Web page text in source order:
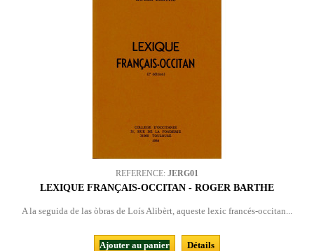
REFERENCE: JERG01
LEXIQUE FRANÇAIS-OCCITAN - ROGER BARTHE
A la seguida de las òbras de Loís Alibèrt, aqueste lexic francés-occitan...
Ajouter au panier
Détails